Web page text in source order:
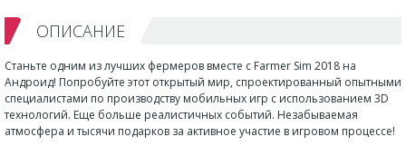
ОПИСАНИЕ
Станьте одним из лучших фермеров вместе с Farmer Sim 2018 на
Андроид! Попробуйте этот открытый мир, спроектированный опытными
специалистами по производству мобильных игр с использованием 3D
технологий. Еще больше реалистичных событий. Незабываемая
атмосфера и тысячи подарков за активное участие в игровом процессе!